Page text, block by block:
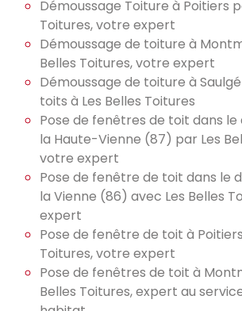
Démoussage Toiture à Poitiers
Toitures, votre expert
Démoussage de toiture à
Belles Toitures, votre expert
Démoussage de toiture à
toits à Les Belles Toitures
Pose de fenêtres de toit dans
la Haute-Vienne (87) par Les
votre expert
Pose de fenêtre de toit dans le
la Vienne (86) avec Les Belles
expert
Pose de fenêtre de toit à
Toitures, votre expert
Pose de fenêtres de toit à
Belles Toitures, expert au